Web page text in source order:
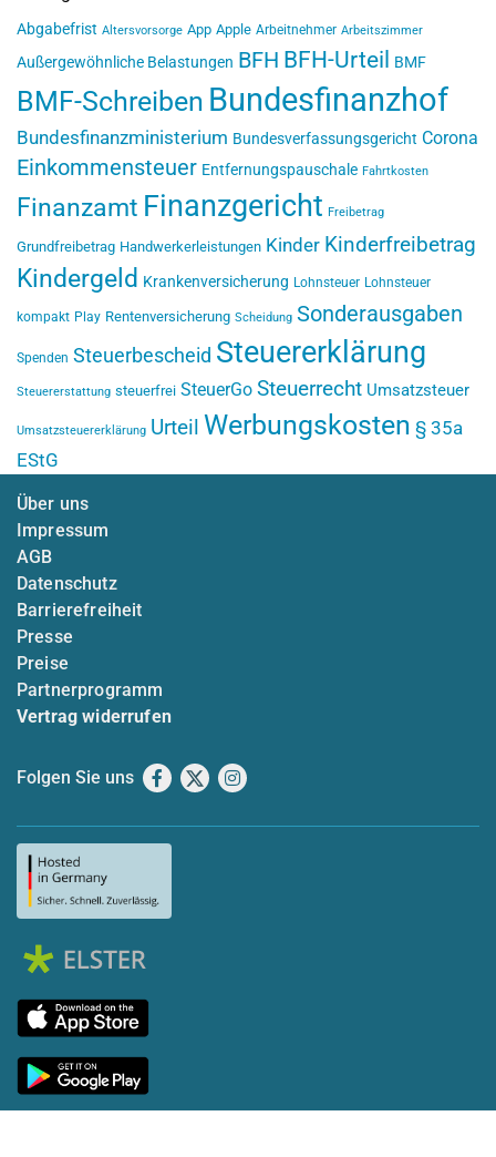
Abgabefrist Altersvorsorge App Apple Arbeitnehmer Arbeitszimmer
Außergewöhnliche Belastungen BFH BFH-Urteil BMF
BMF-Schreiben Bundesfinanzhof
Bundesfinanzministerium Bundesverfassungsgericht Corona
Einkommensteuer Entfernungspauschale Fahrtkosten
Finanzamt Finanzgericht Freibetrag
Grundfreibetrag Handwerkerleistungen Kinder Kinderfreibetrag
Kindergeld Krankenversicherung Lohnsteuer Lohnsteuer
kompakt Play Rentenversicherung Scheidung Sonderausgaben
Spenden Steuerbescheid Steuererklärung
Steuererstattung steuerfrei SteuerGo Steuerrecht Umsatzsteuer
Umsatzsteuererklärung Urteil Werbungskosten § 35a
EStG
Über uns
Impressum
AGB
Datenschutz
Barrierefreiheit
Presse
Preise
Partnerprogramm
Vertrag widerrufen
Folgen Sie uns Facebook
X Instagram